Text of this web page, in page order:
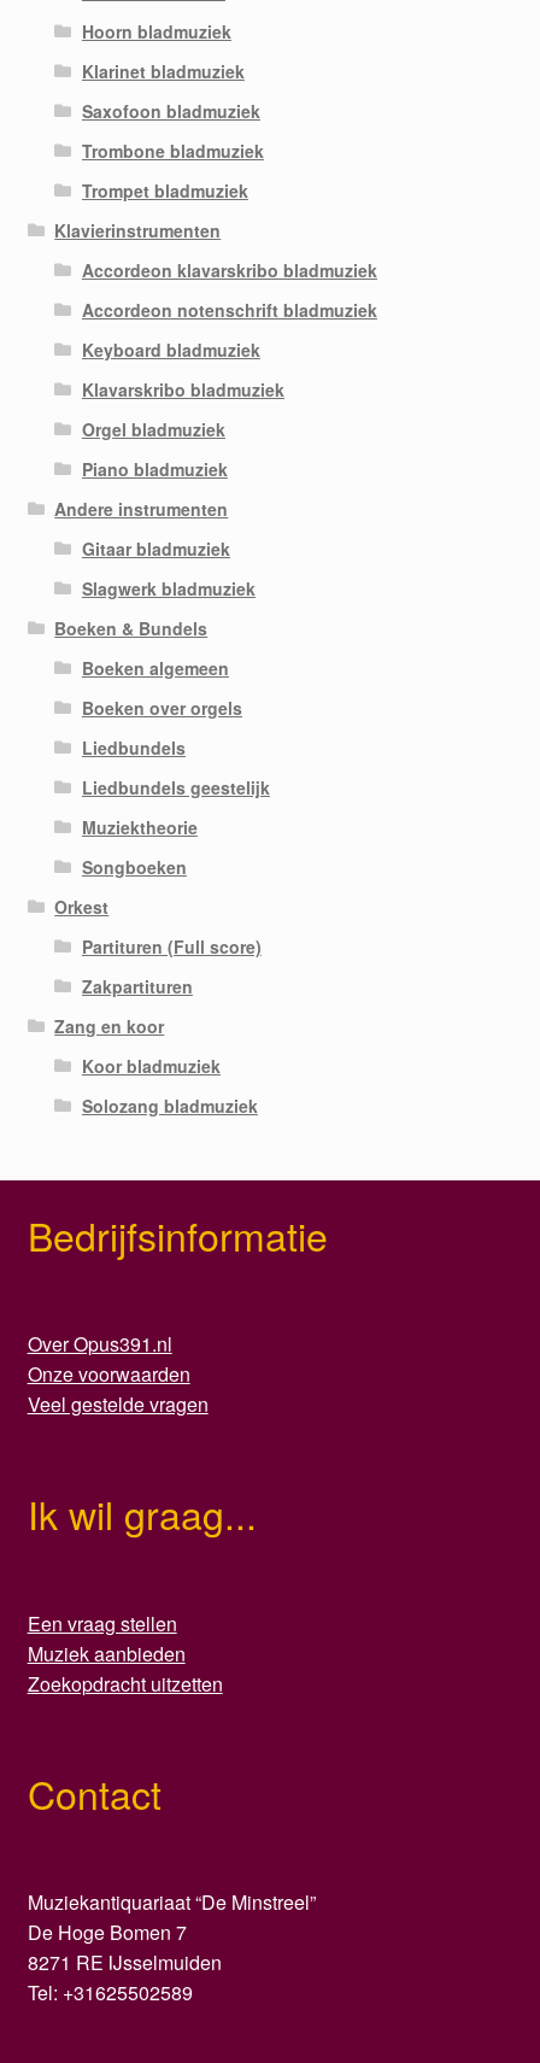
Hoorn bladmuziek
Klarinet bladmuziek
Saxofoon bladmuziek
Trombone bladmuziek
Trompet bladmuziek
Klavierinstrumenten
Accordeon klavarskribo bladmuziek
Accordeon notenschrift bladmuziek
Keyboard bladmuziek
Klavarskribo bladmuziek
Orgel bladmuziek
Piano bladmuziek
Andere instrumenten
Gitaar bladmuziek
Slagwerk bladmuziek
Boeken & Bundels
Boeken algemeen
Boeken over orgels
Liedbundels
Liedbundels geestelijk
Muziektheorie
Songboeken
Orkest
Partituren (Full score)
Zakpartituren
Zang en koor
Koor bladmuziek
Solozang bladmuziek
Bedrijfsinformatie
Over Opus391.nl
Onze voorwaarden
Veel gestelde vragen
Ik wil graag...
Een vraag stellen
Muziek aanbieden
Zoekopdracht uitzetten
Contact
Muziekantiquariaat “De Minstreel”
De Hoge Bomen 7
8271 RE IJsselmuiden
Tel: +31625502589